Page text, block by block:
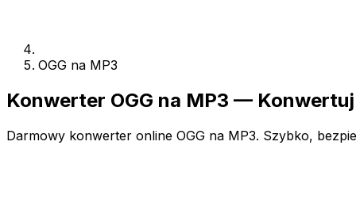
OGG na MP3
Konwerter OGG na MP3 —
Darmowy konwerter online OGG na MP3. Szybko,